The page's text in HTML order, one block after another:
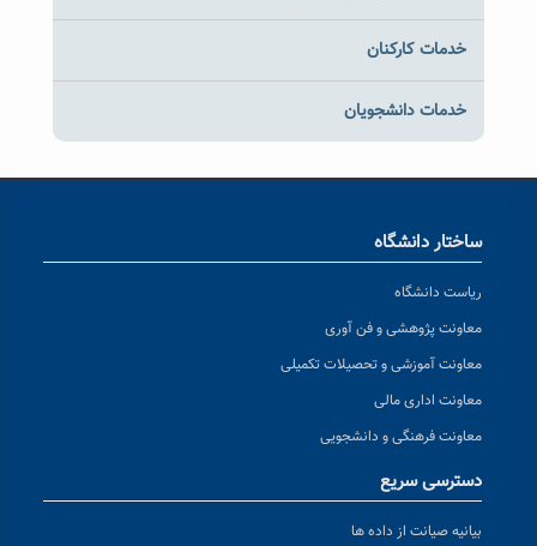
خدمات کارکنان
خدمات دانشجویان
ساختار دانشگاه
ریاست دانشگاه
معاونت پژوهشی و فن آوری
معاونت آموزشی و تحصیلات تکمیلی
معاونت اداری مالی
معاونت فرهنگی و دانشجویی
دسترسی سریع
بیانیه صیانت از داده ها